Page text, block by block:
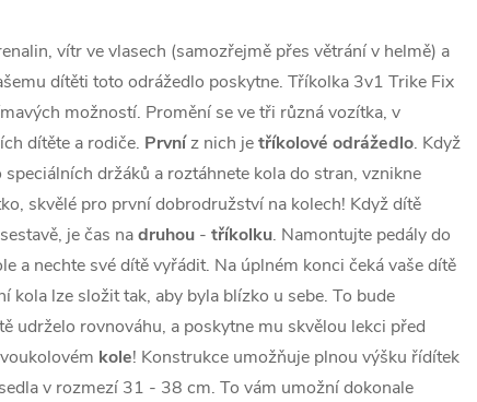
vítr ve vlasech (samozřejmě přes větrání v helmě) a
dítěti toto odrážedlo poskytne. Tříkolka 3v1 Trike Fix
možností. Promění se ve tři různá vozítka, v
dítěte a rodiče. Prvníz nich jetříkolové odrážedlo. Když
držáků a roztáhnete kola do stran, vznikne
skvělé pro první dobrodružství na kolech! Když dítě
je čas nadruhou - tříkolku. Namontujte pedály do
a nechte své dítě vyřádit. Na úplném konci čeká vaše dítě
kola lze složit tak, aby byla blízko u sebe. To bude
udrželo rovnováhu, a poskytne mu skvělou lekci před
kole! Konstrukce umožňuje plnou výšku řídítek
v rozmezí 31 - 38 cm. To vám umožní dokonale